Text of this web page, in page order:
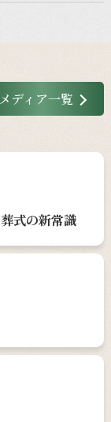
メディア一覧
式の新常識